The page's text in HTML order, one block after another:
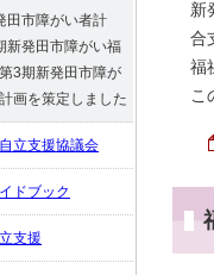
新
合
福
こ
田市障がい者計
新発田市障がい福
3期新発田市障が
画を策定しました
立支援協議会
ドブック
支援